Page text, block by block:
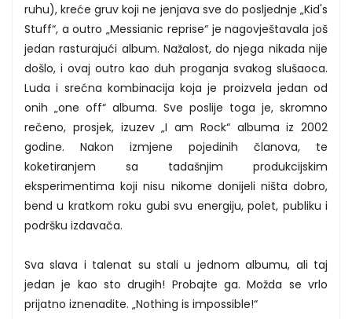
ruhu), kreće gruv koji ne jenjava sve do posljednje „Kid's
Stuff“, a outro „Messianic reprise“ je nagovještavala još
jedan rasturajući album. Nažalost, do njega nikada nije
došlo, i ovaj outro kao duh proganja svakog slušaoca.
Luda i srećna kombinacija koja je proizvela jedan od
onih „one off“ albuma. Sve poslije toga je, skromno
rečeno, prosjek, izuzev „I am Rock“ albuma iz 2002
godine. Nakon izmjene pojedinih članova, te
koketiranjem sa tadašnjim produkcijskim
eksperimentima koji nisu nikome donijeli ništa dobro,
bend u kratkom roku gubi svu energiju, polet, publiku i
podršku izdavača.
Sva slava i talenat su stali u jednom albumu, ali taj
jedan je kao sto drugih! Probajte ga. Možda se vrlo
prijatno iznenadite. „Nothing is impossible!“